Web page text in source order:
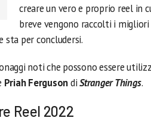
creare un vero e proprio reel in
breve vengono raccolti i migliori
sta per concludersi.
noti che possono essere
Priah FergusondiStranger Things.
Reel 2022